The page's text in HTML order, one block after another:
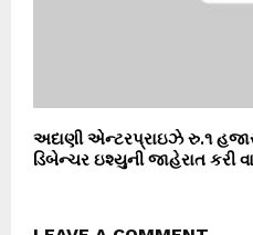
અદાણી એન્ટરપ્રાઇઝે રુ.૧ હજાર
ડિબેન્ચર ઇશ્યુની જાહેરાત કરી